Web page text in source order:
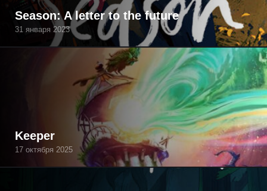
Season: A letter to the future
31 января 2023
Keeper
17 октября 2025